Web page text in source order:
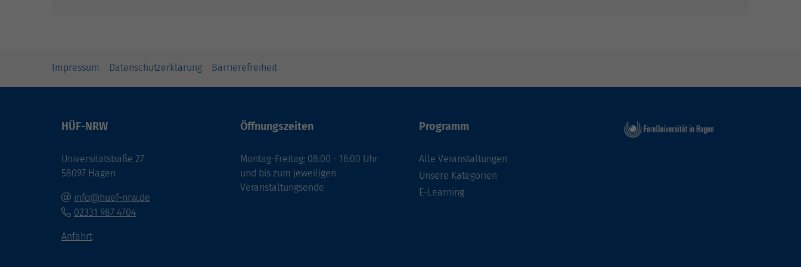
Impressum Datenschutzerklärung Barrierefreiheit
HÜF-NRW
Universitätstraße 27
58097 Hagen
info@huef-nrw.de
02331 987 4704
Anfahrt
Öffnungszeiten
Montag-Freitag: 08:00 - 16:00 Uhr
und bis zum jeweiligen
Veranstaltungsende
Programm
Alle Veranstaltungen
Unsere Kategorien
E-Learning